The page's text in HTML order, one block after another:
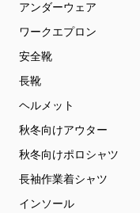
アンダーウェア
ワークエプロン
安全靴
長靴
ヘルメット
秋冬向けアウター
秋冬向けポロシャツ
長袖作業着シャツ
インソール